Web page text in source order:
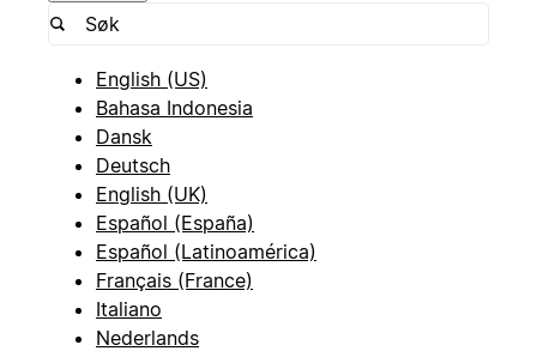
English (US)
Bahasa Indonesia
Dansk
Deutsch
English (UK)
Español (España)
Español (Latinoamérica)
Français (France)
Italiano
Nederlands